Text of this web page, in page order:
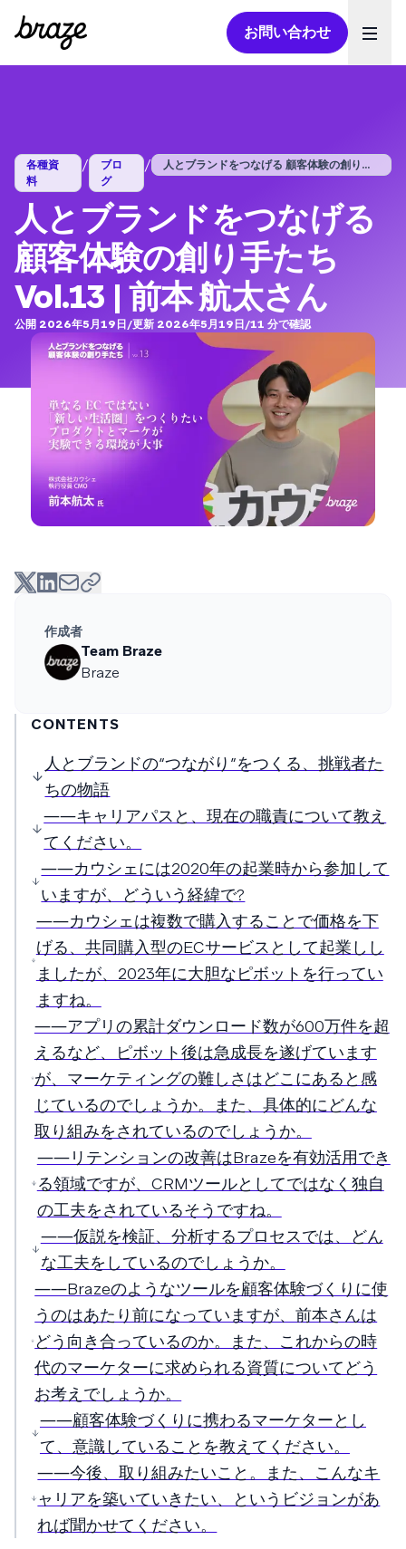
お問い合わせ
各種資
料
/
ブロ
グ
/ 人とブランドをつなげる 顧客体験の創り手...
人とブランドをつなげる
顧客体験の創り手たち
Vol.13 | 前本 航太さん
公開 2026年5月19日/更新 2026年5月19日/11 分で確認
作成者
Team Braze
Braze
CONTENTS
人とブランドの“つながり”をつくる、挑戦者た
ちの物語
――キャリアパスと、現在の職責について教え
てください。
――カウシェには2020年の起業時から参加して
いますが、どういう経緯で?
――カウシェは複数で購入することで価格を下
げる、共同購入型のECサービスとして起業しし
ましたが、2023年に大胆なピボットを行ってい
ますね。
――アプリの累計ダウンロード数が600万件を超
えるなど、ピボット後は急成長を遂げています
が、マーケティングの難しさはどこにあると感
じているのでしょうか。また、具体的にどんな
取り組みをされているのでしょうか。
――リテンションの改善はBrazeを有効活用でき
る領域ですが、CRMツールとしてではなく独自
の工夫をされているそうですね。
――仮説を検証、分析するプロセスでは、どん
な工夫をしているのでしょうか。
――Brazeのようなツールを顧客体験づくりに使
うのはあたり前になっていますが、前本さんは
どう向き合っているのか。また、これからの時
代のマーケターに求められる資質についてどう
お考えでしょうか。
――顧客体験づくりに携わるマーケターとし
て、意識していることを教えてください。
――今後、取り組みたいこと。また、こんなキ
ャリアを築いていきたい、というビジョンがあ
れば聞かせてください。